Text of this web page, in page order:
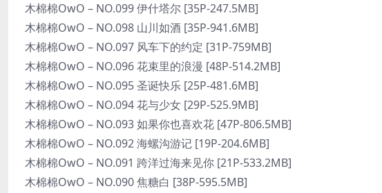
木棉棉OwO – NO.099 伊什塔尔 [35P-247.5MB]
木棉棉OwO – NO.098 山川如酒 [35P-941.6MB]
木棉棉OwO – NO.097 风车下的约定 [31P-759MB]
木棉棉OwO – NO.096 花束里的浪漫 [48P-514.2MB]
木棉棉OwO – NO.095 圣诞快乐 [25P-481.6MB]
木棉棉OwO – NO.094 花与少女 [29P-525.9MB]
木棉棉OwO – NO.093 如果你也喜欢花 [47P-806.5MB]
木棉棉OwO – NO.092 海螺沟游记 [19P-204.6MB]
木棉棉OwO – NO.091 跨洋过海来见你 [21P-533.2MB]
木棉棉OwO – NO.090 焦糖白 [38P-595.5MB]